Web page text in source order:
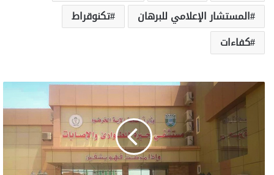
المستشار الإعلامي للبرهان
تكنوقراط
كفاءات